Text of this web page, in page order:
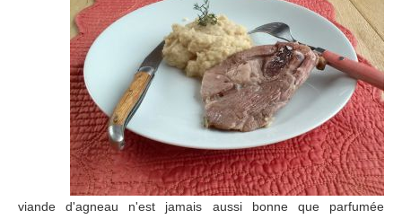
viande d'agneau n'est jamais aussi bonne que parfumée